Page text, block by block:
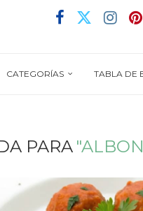
CATEGORÍAS TABLA DE
PARA